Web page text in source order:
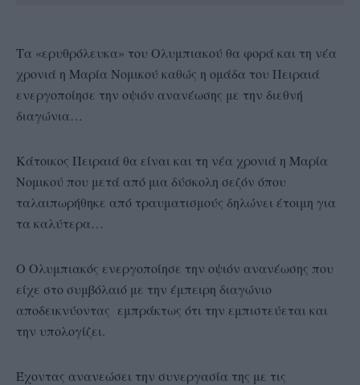
Τα «ερυθρόλευκα» του Ολυμπιακού θα φορά και τη νέα
χρονιά η Μαρία Νομικού καθώς η ομάδα του Πειραιά
ενεργοποίησε την οψιόν ανανέωσης με την διεθνή
διαγώνια…
Κάτοικος Πειραιά θα είναι και τη νέα χρονιά η Μαρία
Νομικού που μετά από μια δύσκολη σεζόν όπου
ταλαιπωρήθηκε από τραυματισμούς δηλώνει έτοιμη για
τα καλύτερα…
Ο Ολυμπιακός ενεργοποίησε την οψιόν ανανέωσης που
είχε στο συμβόλαιό με την έμπειρη διαγώνιο
αποδεικνύοντας εμπράκτως ότι την εμπιστεύεται και
την υπολογίζει.
Έχοντας ανανεώσει την συνεργασία της με τις